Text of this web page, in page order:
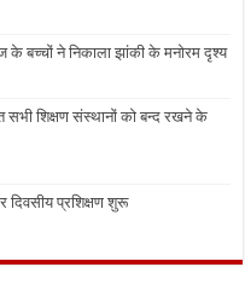
के बच्चों ने निकाला झांकी के मनोरम दृश्य
शिक्षण संस्थानों को बन्द रखने के
दिवसीय प्रशिक्षण शुरू